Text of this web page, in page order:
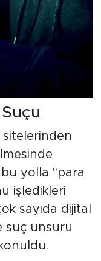
sitelerinden
bu yolla "para
işledikleri
sayıda dijital
suç unsuru